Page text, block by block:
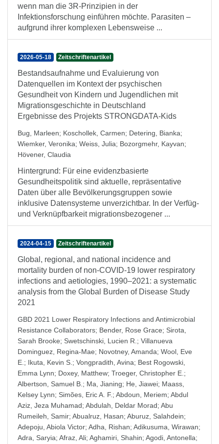
wenn man die 3R-Prinzipien in der
Infektionsforschung einführen möchte. Parasiten –
aufgrund ihrer komplexen Lebensweise ...
2026-05-18 Zeitschriftenartikel
Bestandsaufnahme und Evaluierung von
Datenquellen im Kontext der psychischen
Gesundheit von Kindern und Jugendlichen mit
Migrationsgeschichte in Deutschland
Ergebnisse des Projekts STRONGDATA-Kids
Bug, Marleen; Koschollek, Carmen; Detering, Bianka;
Wiemker, Veronika; Weiss, Julia; Bozorgmehr, Kayvan;
Hövener, Claudia
Hintergrund: Für eine evidenzbasierte
Gesundheitspolitik sind aktuelle, repräsentative
Daten über alle Bevölkerungsgruppen sowie
inklusive Datensysteme unverzichtbar. In der Verfüg-
und Verknüpfbarkeit migrationsbezogener ...
2024-04-15 Zeitschriftenartikel
Global, regional, and national incidence and
mortality burden of non-COVID-19 lower respiratory
infections and aetiologies, 1990–2021: a systematic
analysis from the Global Burden of Disease Study
2021
GBD 2021 Lower Respiratory Infections and Antimicrobial
Resistance Collaborators; Bender, Rose Grace; Sirota,
Sarah Brooke; Swetschinski, Lucien R. ; Villanueva
Dominguez, Regina-Mae; Novotney, Amanda; Wool, Eve
E. ; Ikuta, Kevin S. ; Vongpradith, Avina; Best Rogowski,
Emma Lynn; Doxey, Matthew; Troeger, Christopher E. ;
Albertson, Samuel B. ; Ma, Jianing; He, Jiawei; Maass,
Kelsey Lynn; Simões, Eric A. F. ; Abdoun, Meriem; Abdul
Aziz, Jeza Muhamad; Abdulah, Deldar Morad; Abu
Rumeileh, Samir; Abualruz, Hasan; Aburuz, Salahdein;
Adepoju, Abiola Victor; Adha, Rishan; Adikusuma, Wirawan;
Adra, Saryia; Afraz, Ali; Aghamiri, Shahin; Agodi, Antonella;